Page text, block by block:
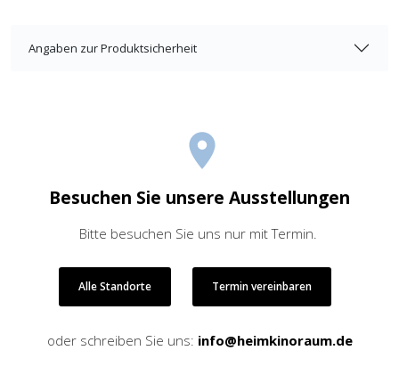
Angaben zur Produktsicherheit
Besuchen Sie unsere Ausstellungen
Bitte besuchen Sie uns nur mit Termin.
Alle Standorte Termin vereinbaren
oder schreiben Sie uns: info@heimkinoraum.de